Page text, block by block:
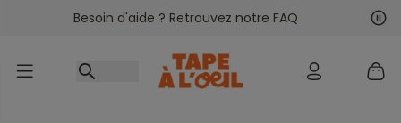
Accéder au contenu
Besoin d'aide ? Retrouvez notre FAQ